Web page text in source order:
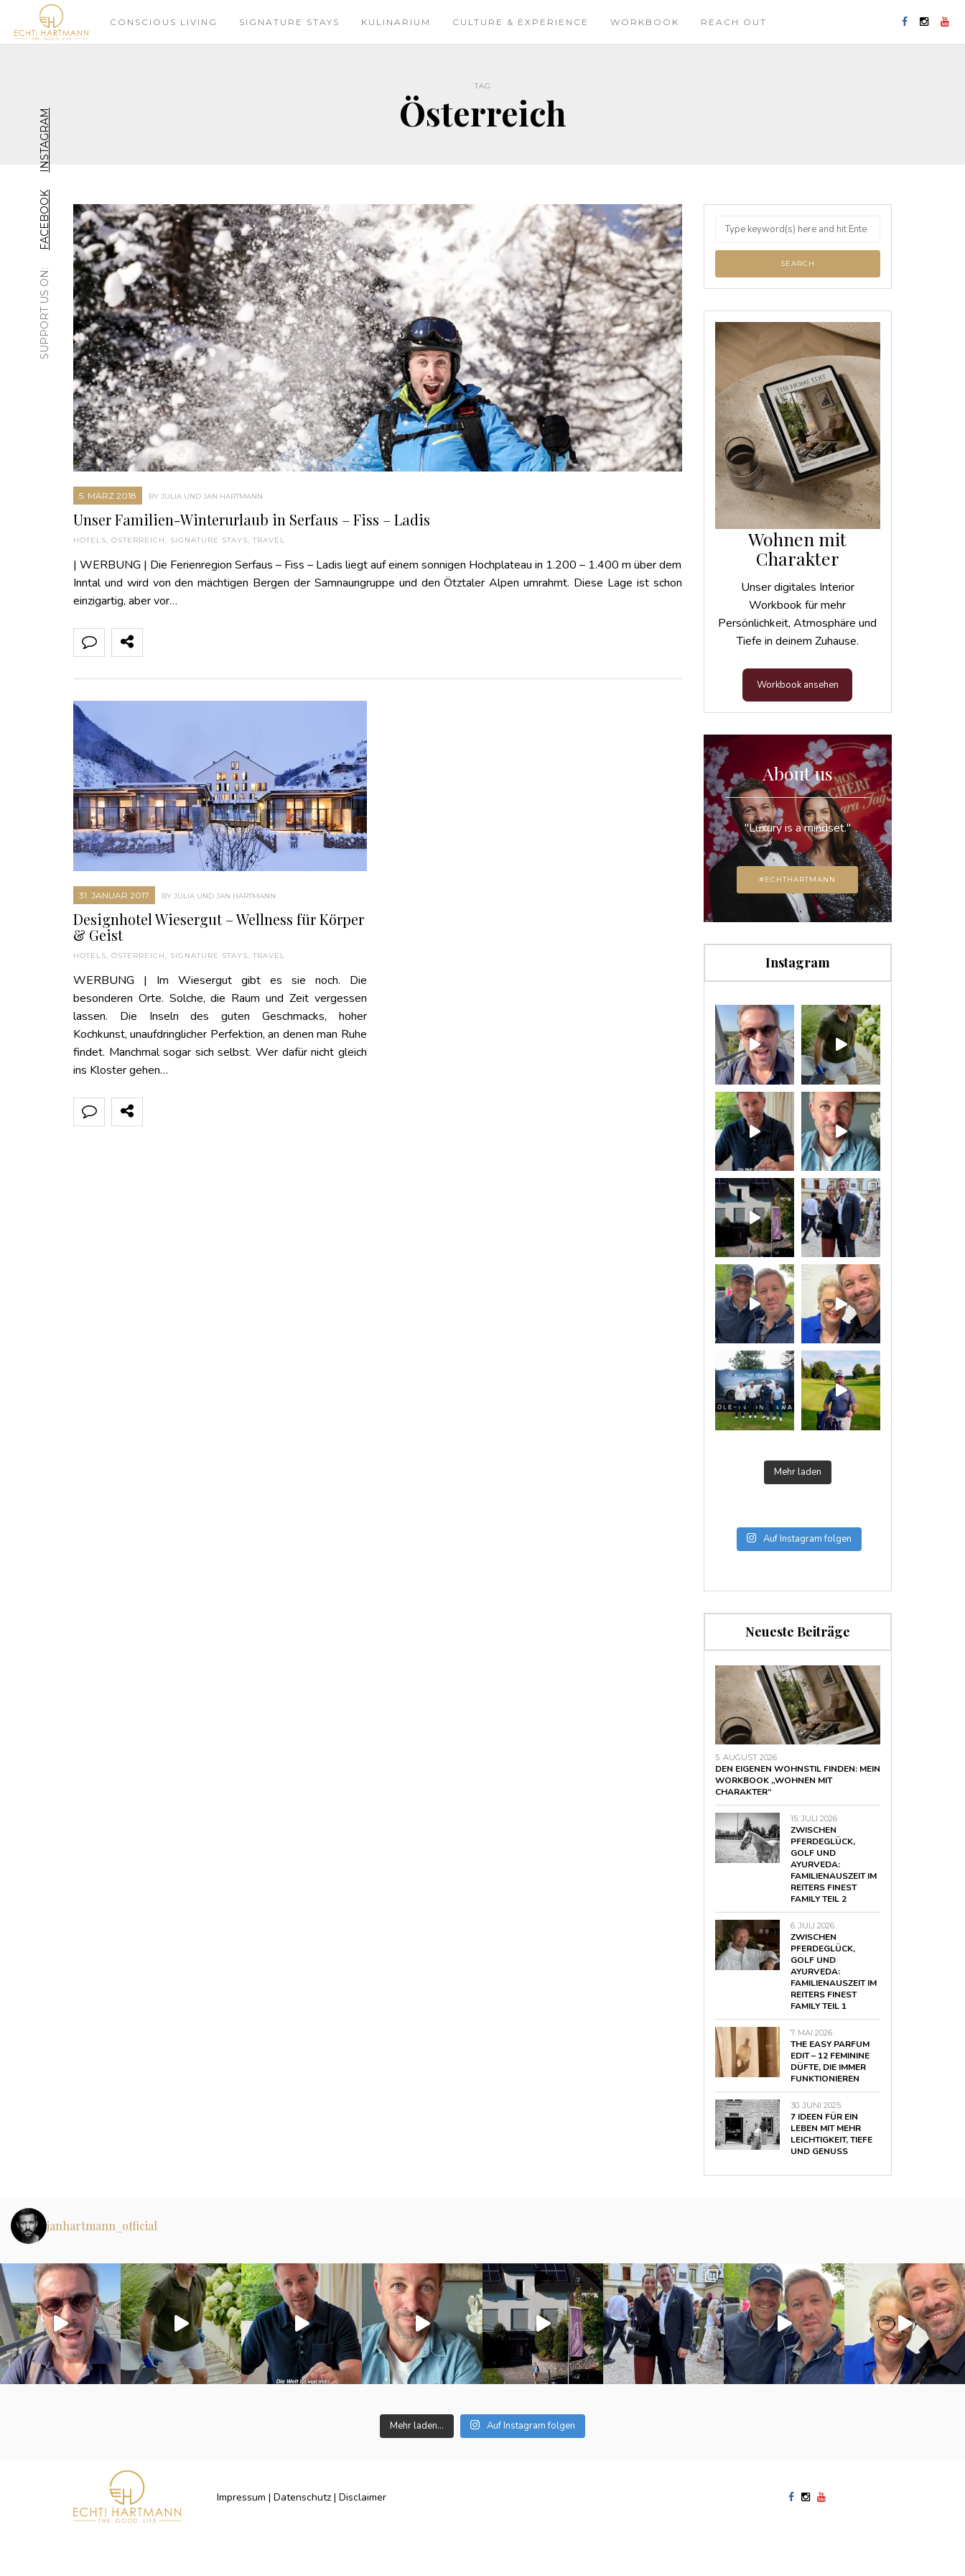
SUPPORT US ON:
FACEBOOK
INSTAGRAM
CONSCIOUS LIVING SIGNATURE STAYS KULINARIUM CULTURE & EXPERIENCE WORKBOOK REACH OUT
TAG
Österreich
5. MÄRZ 2018 BY JULIA UND JAN HARTMANN
Unser Familien-Winterurlaub in Serfaus – Fiss – Ladis
HOTELS, ÖSTERREICH, SIGNATURE STAYS, TRAVEL
| WERBUNG | Die Ferienregion Serfaus – Fiss – Ladis liegt auf einem sonnigen Hochplateau in 1.200 – 1.400 m über dem
Inntal und wird von den mächtigen Bergen der Samnaungruppe und den Ötztaler Alpen umrahmt. Diese Lage ist schon
einzigartig, aber vor…
31. JANUAR 2017 BY JULIA UND JAN HARTMANN
Designhotel Wiesergut – Wellness für Körper
& Geist
HOTELS ÖSTERREICH SIGNATURE STAYS TRAVEL
WERBUNG | Im Wiesergut gibt es sie noch. Die
besonderen Orte. Solche, die Raum und Zeit vergessen
lassen. Die Inseln des guten Geschmacks, hoher
Kochkunst, unaufdringlicher Perfektion, an denen man Ruhe
findet. Manchmal sogar sich selbst. Wer dafür nicht gleich
ins Kloster gehen…
Wohnen mit
Charakter
Unser digitales Interior
Workbook für mehr
Persönlichkeit, Atmosphäre und
Tiefe in deinem Zuhause.
Workbook ansehen
About us
"Luxury is a mindset."
#ECHTHARTMANN
Instagram
Mehr laden
Auf Instagram folgen
Neueste Beiträge
5. AUGUST 2026
DEN EIGENEN WOHNSTIL FINDEN: MEIN
WORKBOOK „WOHNEN MIT
CHARAKTER“
15. JULI 2026
ZWISCHEN
PFERDEGLÜCK,
GOLF UND
AYURVEDA:
FAMILIENAUSZEIT IM
REITERS FINEST
FAMILY TEIL 2
6. JULI 2026
ZWISCHEN
PFERDEGLÜCK,
GOLF UND
AYURVEDA:
FAMILIENAUSZEIT IM
REITERS FINEST
FAMILY TEIL 1
7. MAI 2026
THE EASY PARFUM
EDIT – 12 FEMININE
DÜFTE, DIE IMMER
FUNKTIONIEREN
30. JUNI 2025
7 IDEEN FÜR EIN
LEBEN MIT MEHR
LEICHTIGKEIT, TIEFE
UND GENUSS
janhartmann_official
Mehr laden... Auf Instagram folgen
Impressum | Datenschutz | Disclaimer